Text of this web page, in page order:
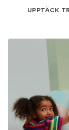
UPPTÄCK